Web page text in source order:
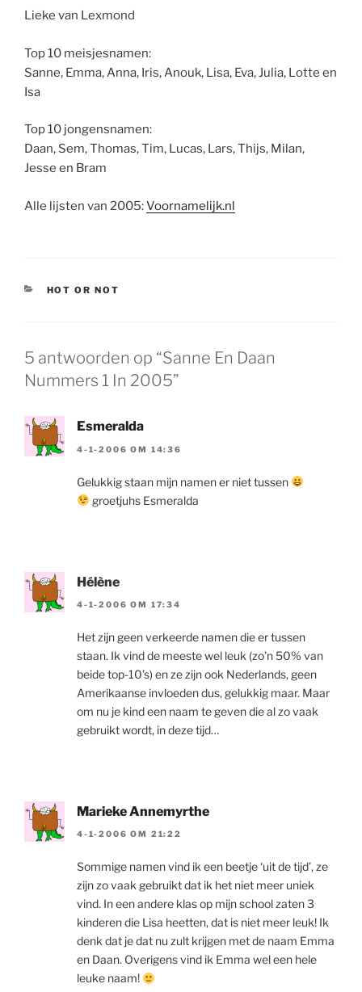
Lieke van Lexmond
Top 10 meisjesnamen:
Sanne, Emma, Anna, Iris, Anouk, Lisa, Eva, Julia, Lotte en
Isa
Top 10 jongensnamen:
Daan, Sem, Thomas, Tim, Lucas, Lars, Thijs, Milan,
Jesse en Bram
Alle lijsten van 2005:Voornamelijk.nl
CATEGORIEËN
HOT OR NOT
5 antwoorden op “Sanne En Daan
Nummers 1 In 2005”
Esmeralda
4-1-2006 OM 14:36
Gelukkig staan mijn namen er niet tussen
groetjuhs Esmeralda
Hélène
4-1-2006 OM 17:34
Het zijn geen verkeerde namen die er tussen
staan. Ik vind de meeste wel leuk (zo’n 50% van
beide top-10’s) en ze zijn ook Nederlands, geen
Amerikaanse invloeden dus, gelukkig maar. Maar
om nu je kind een naam te geven die al zo vaak
gebruikt wordt, in deze tijd…
Marieke Annemyrthe
4-1-2006 OM 21:22
Sommige namen vind ik een beetje ‘uit de tijd’, ze
zijn zo vaak gebruikt dat ik het niet meer uniek
vind. In een andere klas op mijn school zaten 3
kinderen die Lisa heetten, dat is niet meer leuk! Ik
denk dat je dat nu zult krijgen met de naam Emma
en Daan. Overigens vind ik Emma wel een hele
leuke naam!